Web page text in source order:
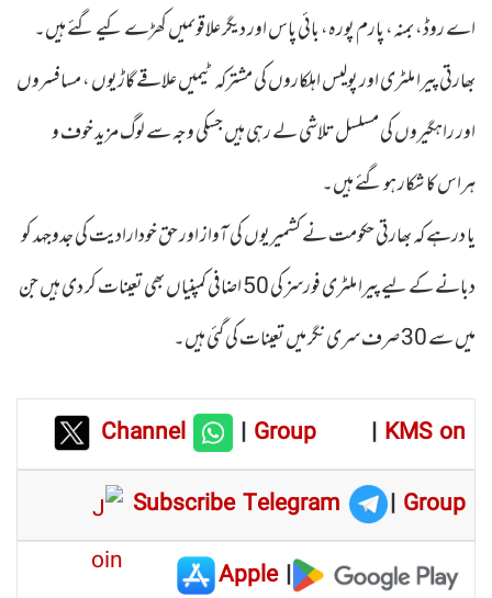
اے روڈ، بمنہ، پارم پورہ، بائی پاس اور دیگر علاقوںمیں کھڑے کیے گئے ہیں۔
بھارتی پیرا ملٹری اور پولیس اہلکاروں کی مشترکہ ٹیمیں علاقے گاڑیوں ، مسافسروں
اور راہگیروں کی مسلسل تلاشی لے رہی ہیں جسکی وجہ سے لوگ مزید خوف و
ہراس کا شکار ہو گئے ہیں۔
یا درہے کہ بھارتی حکومت نے کشمیریوں کی آواز اور حق خودارادیت کی جدوجہد کو
دبانے کے لیے پیرا ملٹری فورسز کی 50 اضافی کمپنیاں بھی تعینات کر دی ہیں جن
میں سے 30 صرف سری نگر میں تعینات کی گئی ہیں۔
Channel |Group | KMS on
Subscribe Telegram
| Group
|
Apple